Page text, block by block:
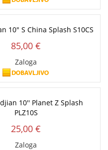
10" S China Splash S10CS
85,00 €
Zaloga
10'' Planet Z Splash
PLZ10S
25,00 €
Zaloga